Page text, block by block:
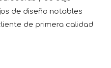
de diseño notables
de primera calidad